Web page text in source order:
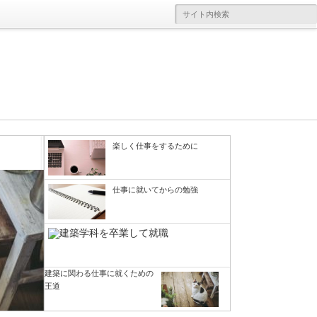
楽しく仕事をするために
さて…建築に関わる仕事に就くことについて
色々書いていたら、いつの間にか大学受験の
話になってしまいました。ただ、大学受験と
建築系の職に就くこととは全然違う話でもな
て、卒業後の職種がある程度は絞られてくる
仕事に就いてからの勉強
建築に関する仕事に就くための最も一般的な
流れはどんな感じなのか、という話を前回は
かなりシンプルにではありますが考えてみま
ングで設計事務所やゼネコンなどに就職す
る。だけど建築学科がある大学に進学するた
建築に関わる仕事に就くための
王道
建築に関する勉強をして、実際に建物をつく
っていく仕事ということで、建築関連の仕事
いのか？ ということを考えると、まずは大
学の建築学科に進学するという王道を思い浮
かべる方が多いのではないかと思います。ち
メールのお礼と現状報告
当サイト「建築の仕事と納まり詳細と」で
は、建物を構成する床・壁・天井そしてそれ
きました。個人で運営しているサイトなの
で、解説している私自身の個人的な見解にな
っていて、少し偏っているかも知れません
が…それでも建築関連の仕事で長いことご飯
楽しく仕事をするために
仕事に就いてからの勉強
建築に関わる仕事に就くための
王道